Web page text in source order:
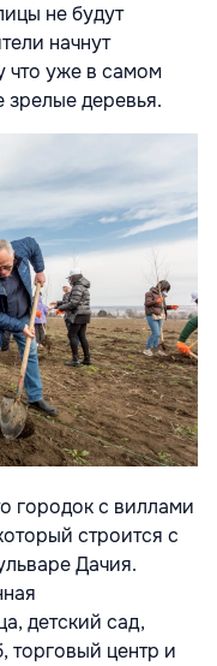
не будут
начнут
что уже в самом
деревья.
городок с виллами
строится с
Дачия.
детский сад,
торговый центр и